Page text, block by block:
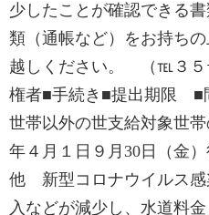
少したことが確認できる
類（通帳など）をお持ち
越しください。 （℡３
権者■手続き■提出期限 ■
世帯以外の世支給対象世
年４月１日９月30日（金
他 新型コロナウイルス感
入などが減少し、水道料